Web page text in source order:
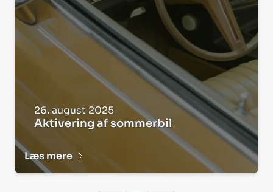
Læs mere
26. august 2025
Aktivering af sommerbil